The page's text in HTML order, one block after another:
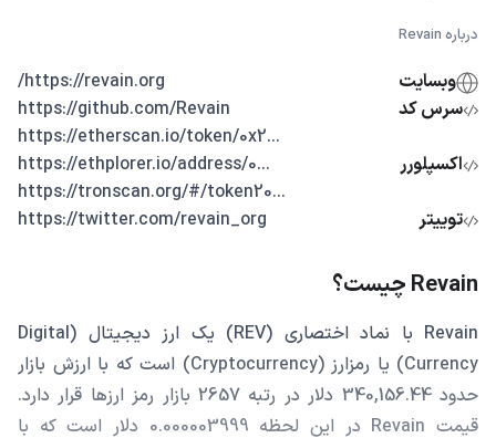
درباره Revain
وبسایت
https://revain.org/
سرس کد
https://github.com/Revain
اکسپلورر
...https://etherscan.io/token/0x2
...https://ethplorer.io/address/0
...https://tronscan.org/#/token20
توییتر
https://twitter.com/revain_org
Revain چیست؟
Revain با نماد اختصاری (REV) یک ارز دیجیتال (Digital
Currency) یا رمزارز (Cryptocurrency) است که با ارزش بازار
حدود 340,156.44 دلار در رتبه 2657 بازار رمز ارزها قرار دارد.
قیمت Revain در این لحظه 0.000003999 دلار است که با